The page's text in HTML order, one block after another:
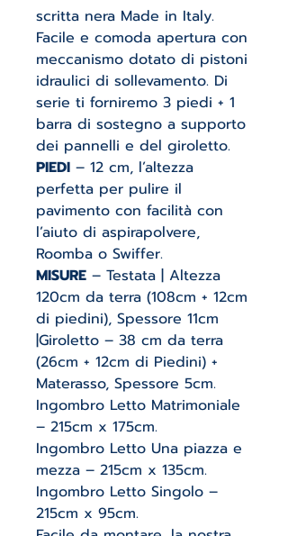
scritta nera Made in Italy.
Facile e comoda apertura con
meccanismo dotato di pistoni
idraulici di sollevamento. Di
serie ti forniremo 3 piedi + 1
barra di sostegno a supporto
dei pannelli e del giroletto.
PIEDI – 12 cm, l’altezza
perfetta per pulire il
pavimento con facilità con
l’aiuto di aspirapolvere,
Roomba o Swiffer.
MISURE – Testata | Altezza
120cm da terra (108cm + 12cm
di piedini), Spessore 11cm
|Giroletto – 38 cm da terra
(26cm + 12cm di Piedini) +
Materasso, Spessore 5cm.
Ingombro Letto Matrimoniale
– 215cm x 175cm.
Ingombro Letto Una piazza e
mezza – 215cm x 135cm.
Ingombro Letto Singolo –
215cm x 95cm.